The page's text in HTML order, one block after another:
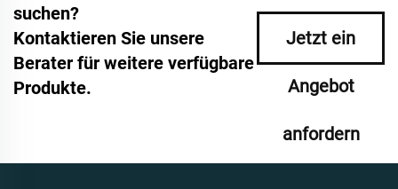
suchen?
Kontaktieren Sie unsere
Berater für weitere verfügbare
Produkte.
Jetzt ein
Angebot
anfordern